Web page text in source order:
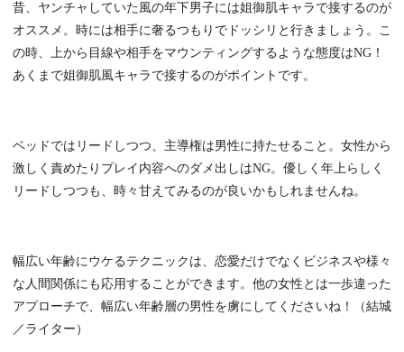
昔、ヤンチャしていた風の年下男子には姐御肌キャラで接するのが
オススメ。時には相手に奢るつもりでドッシリと行きましょう。こ
の時、上から目線や相手をマウンティングするような態度はNG！
あくまで姐御肌風キャラで接するのがポイントです。
ベッドではリードしつつ、主導権は男性に持たせること。女性から
激しく責めたりプレイ内容へのダメ出しはNG。優しく年上らしく
リードしつつも、時々甘えてみるのが良いかもしれませんね。
幅広い年齢にウケるテクニックは、恋愛だけでなくビジネスや様々
な人間関係にも応用することができます。他の女性とは一歩違った
アプローチで、幅広い年齢層の男性を虜にしてくださいね！（結城
／ライター）